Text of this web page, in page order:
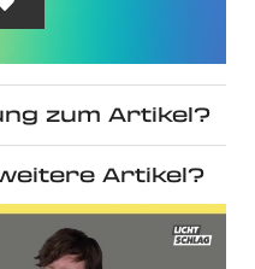
zum Artikel?
Artikel?